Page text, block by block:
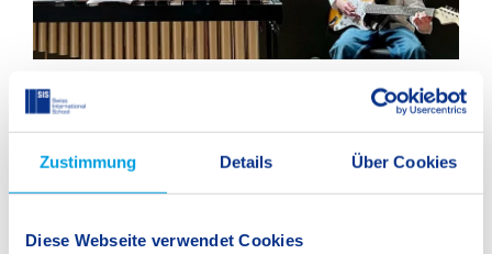
Zustimmung Details Über Cookies
Diese Webseite verwendet Cookies